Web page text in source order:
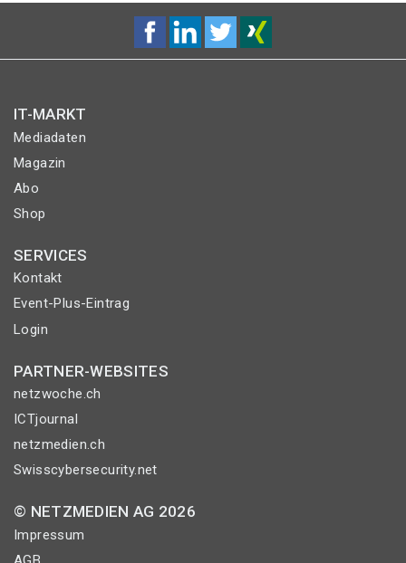
IT-MARKT
Mediadaten
Magazin
Abo
Shop
SERVICES
Kontakt
Event-Plus-Eintrag
Login
PARTNER-WEBSITES
netzwoche.ch
ICTjournal
netzmedien.ch
Swisscybersecurity.net
© NETZMEDIEN AG 2026
Impressum